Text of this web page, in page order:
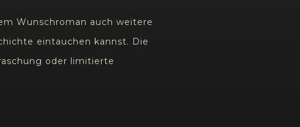
Wunschroman auch weitere
eintauchen kannst. Die
oder limitierte